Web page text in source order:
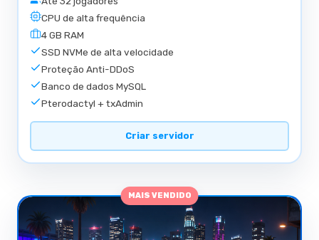
CPU de alta frequência
4 GB RAM
SSD NVMe de alta velocidade
Proteção Anti-DDoS
Banco de dados MySQL
Pterodactyl + txAdmin
Criar servidor
MAIS VENDIDO